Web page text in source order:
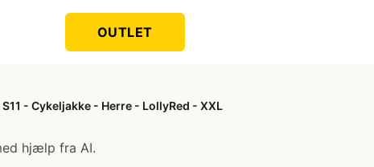
OUTLET
- Cykeljakke - Herre - LollyRed - XXL
hjælp fra AI.